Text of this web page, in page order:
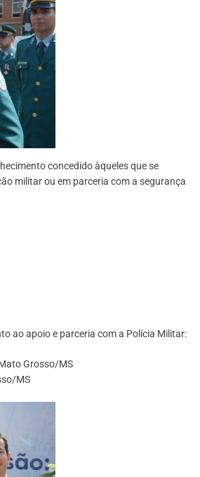
concedido àqueles que se
militar ou em parceria com a segurança
ao apoio e parceria com a Polícia Militar:
Grosso/MS
MS